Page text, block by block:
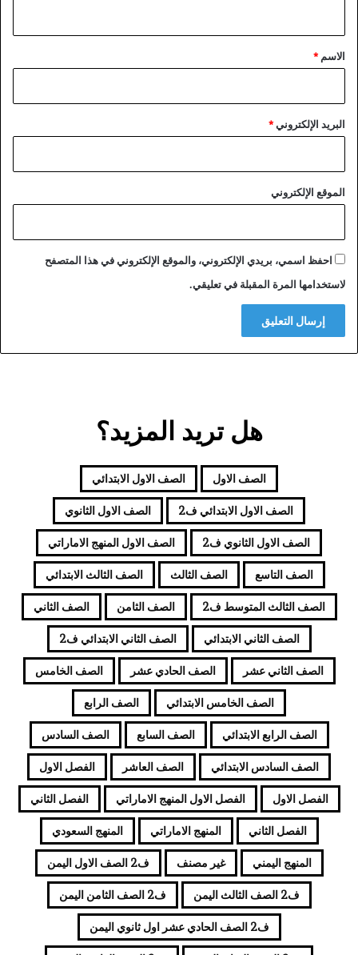
*
الاسم *
البريد الإلكتروني*
الموقع الإلكتروني
احفظ اسمي، بريدي الإلكتروني، والموقع الإلكتروني في هذا المتصفح
لاستخدامها المرة المقبلة في تعليقي.
هل تريد المزيد؟
الصف الاول الصف الاول الابتدائي
الصف الاول الابتدائي ف2 الصف الاول الثانوي
الصف الاول الثانوي ف2 الصف الاول المنهج الاماراتي
الصف التاسع الصف الثالث الصف الثالث الابتدائي
الصف الثالث المتوسط ف2 الصف الثامن الصف الثاني
الصف الثاني الابتدائي الصف الثاني الابتدائي ف2
الصف الثاني عشر الصف الحادي عشر الصف الخامس
الصف الخامس الابتدائي الصف الرابع
الصف الرابع الابتدائي الصف السابع الصف السادس
الصف السادس الابتدائي الصف العاشر الفصل الاول
الفصل الاول الفصل الاول المنهج الاماراتي الفصل الثاني
الفصل الثاني المنهج الاماراتي المنهج السعودي
المنهج اليمني غير مصنف ف2 الصف الاول اليمن
ف2 الصف الثالث اليمن ف2 الصف الثامن اليمن
ف2 الصف الحادي عشر اول ثانوي اليمن